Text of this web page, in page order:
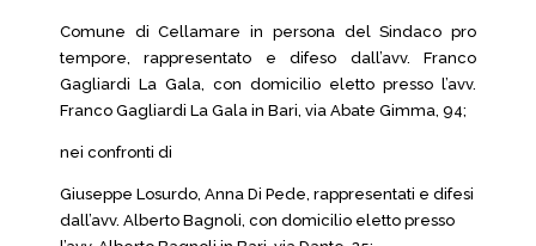
Comune di Cellamare in persona del Sindaco pro
tempore, rappresentato e difeso dall’avv. Franco
Gagliardi La Gala, con domicilio eletto presso l’avv.
Franco Gagliardi La Gala in Bari, via Abate Gimma, 94;
nei confronti di
Giuseppe Losurdo, Anna Di Pede, rappresentati e difesi
dall’avv. Alberto Bagnoli, con domicilio eletto presso